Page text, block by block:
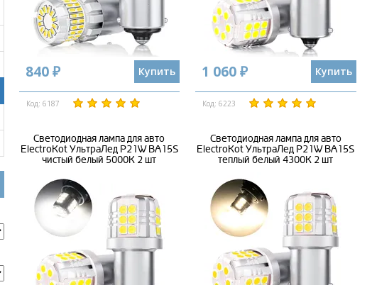
840 ₽ Купить
Код: 6187
1 060 ₽ Купить
Код: 6223
Светодиодная лампа для авто
ElectroKot УльтраЛед P21W BA15S
чистый белый 5000K 2 шт
Светодиодная лампа для авто
ElectroKot УльтраЛед P21W BA15S
теплый белый 4300K 2 шт